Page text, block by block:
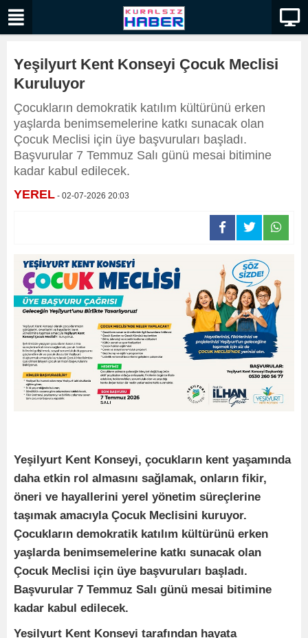
Yeşilyurt Kent Konseyi Çocuk Meclisi
Kuruluyor
Çocukların demokratik katılım kültürünü erken
yaşlarda benimsemelerine katkı sunacak olan
Çocuk Meclisi için üye başvuruları başladı.
Başvurular 7 Temmuz Salı günü mesai bitimine
kadar kabul edilecek.
YEREL - 02-07-2026 20:03
Yeşilyurt Kent Konseyi, çocukların kent yaşamında
daha etkin rol almasını sağlamak, onların fikir,
öneri ve hayallerini yerel yönetim süreçlerine
taşımak amacıyla Çocuk Meclisini kuruyor.
Çocukların demokratik katılım kültürünü erken
yaşlarda benimsemelerine katkı sunacak olan
Çocuk Meclisi için üye başvuruları başladı.
Başvurular 7 Temmuz Salı günü mesai bitimine
kadar kabul edilecek.
Yeşilyurt Kent Konseyi tarafından hayata